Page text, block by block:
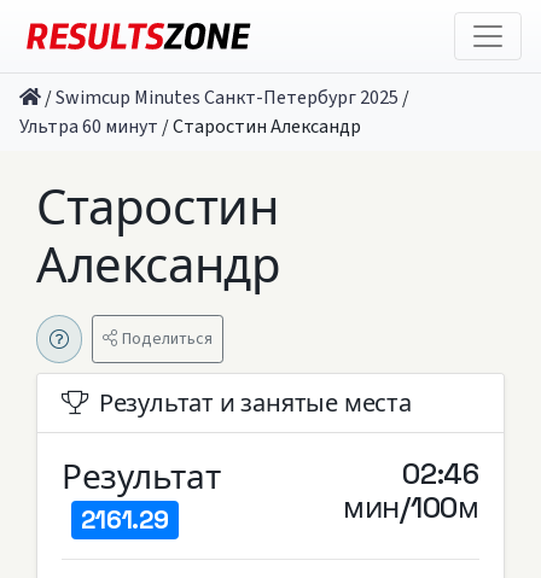
/Swimcup Minutes Санкт-Петербург 2025 /
Ультра 60 минут /Старостин Александр
Старостин
Александр
Поделиться
Результат и занятые места
Результат
2161.29
02:46
мин/100м